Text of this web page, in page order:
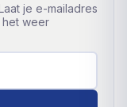
je e-mailadres
weer